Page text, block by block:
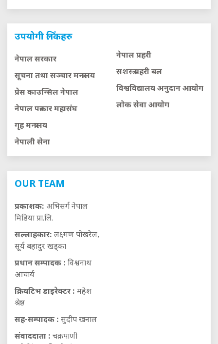
उपयोगी लिंकहरु
नेपाल सरकार
सूचना तथा सञ्चार मन्त्रालय
प्रेस काउन्सिल नेपाल
नेपाल पत्रकार महासंघ
गृह मन्त्रालय
नेपाली सेना
नेपाल प्रहरी
सशस्त्र प्रहरी बल
विश्वविद्यालय अनुदान आयाेग
लाेक सेवा आयाेग
OUR TEAM
प्रकाशक: अभिसर्ग नेपाल
मिडिया प्रा.लि.
सल्लाहकार: लक्ष्मण पोखरेल,
सूर्य बहादुर खड्का
प्रधान सम्पादक : विश्वनाथ
आचार्य
क्रियटिभ डाइरेक्टर : महेश
श्रेष्ठ
सह-सम्पादक : सुदीप खनाल
संवाददाता : चक्रपाणी